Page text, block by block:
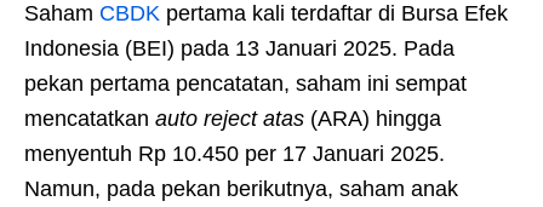
Saham CBDK pertama kali terdaftar di Bursa Efek
Indonesia (BEI) pada 13 Januari 2025. Pada
pekan pertama pencatatan, saham ini sempat
mencatatkan auto reject atas (ARA) hingga
menyentuh Rp 10.450 per 17 Januari 2025.
Namun, pada pekan berikutnya, saham anak